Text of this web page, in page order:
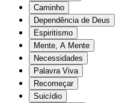
Caminho
Dependência de Deus
Espiritismo
Mente, A Mente
Necessidades
Palavra Viva
Recomeçar
Suicídio